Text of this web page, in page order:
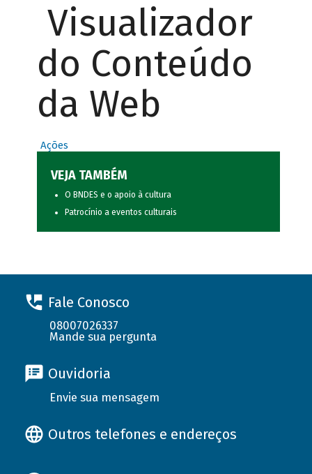
Visualizador
do Conteúdo
da Web
Ações
VEJA TAMBÉM
O BNDES e o apoio à cultura
Patrocínio a eventos culturais
Fale Conosco
08007026337
Mande sua pergunta
Ouvidoria
Envie sua mensagem
Outros telefones e endereços